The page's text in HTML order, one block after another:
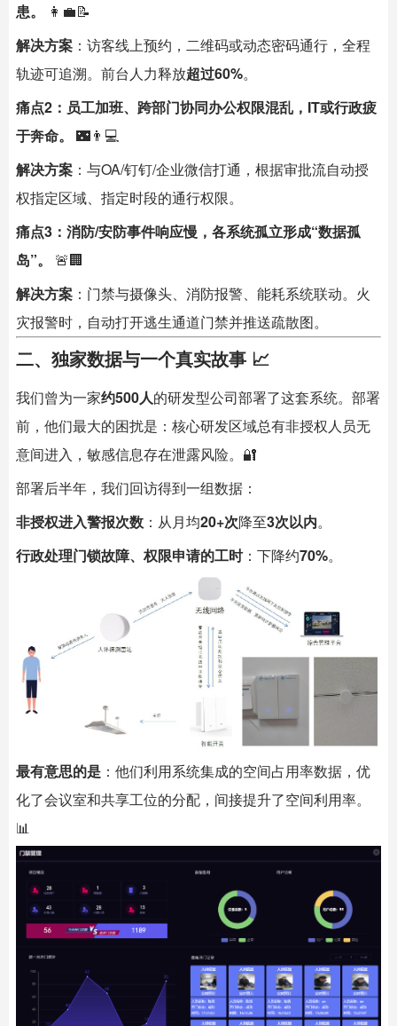
患。
​ 👩💼📝
解决方案 ：访客线上预约，二维码或动态密码通行，全程
轨迹可追溯。前台人力释放超过60%。
痛点2：员工加班、跨部门协同办公权限混乱，IT或行政疲
于奔命。
​ 🌃👨💻
解决方案 ：与OA/钉钉/企业微信打通，根据审批流自动授
权指定区域、指定时段的通行权限。
痛点3：消防/安防事件响应慢，各系统孤立形成“数据孤
岛”。
​ 🚨🏢
解决方案 ：门禁与摄像头、消防报警、能耗系统联动。火
灾报警时，自动打开逃生通道门禁并推送疏散图。
二、独家数据与一个真实故事 📈
我们曾为一家约500人的研发型公司部署了这套系统。部署
前，他们最大的困扰是：核心研发区域总有非授权人员无
意间进入，敏感信息存在泄露风险。🔐
部署后半年，我们回访得到一组数据：
非授权进入警报次数 ：从月均20+次降至3次以内。
行政处理门锁故障、权限申请的工时：下降约70%。
最有意思的是 ：他们利用系统集成的空间占用率数据，优
化了会议室和共享工位的分配，间接提升了空间利用率。
📊